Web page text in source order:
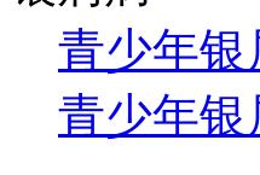
青少年银
青少年银